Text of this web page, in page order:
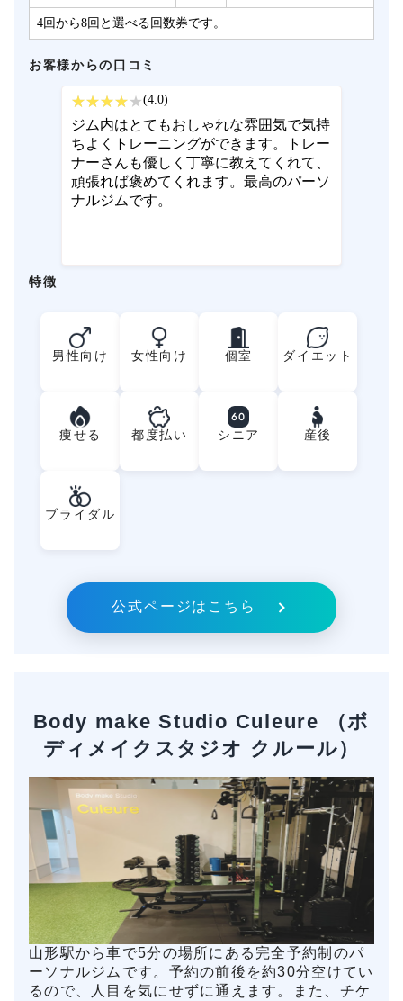
4回から8回と選べる回数券です。
お客様からの口コミ
(4.0)
ジム内はとてもおしゃれな雰囲気で気持
ちよくトレーニングができます。トレー
ナーさんも優しく丁寧に教えてくれて、
頑張れば褒めてくれます。最高のパーソ
ナルジムです。
特徴
男性向け 女性向け 個室 ダイエット
痩せる 都度払い
60
シニア
産後
ブライダル
公式ページはこちら
Body make Studio Culeure （ボ
ディメイクスタジオ クルール）
山形駅から車で5分の場所にある完全予約制のパ
ーソナルジムです。予約の前後を約30分空けてい
るので、人目を気にせずに通えます。また、チケ